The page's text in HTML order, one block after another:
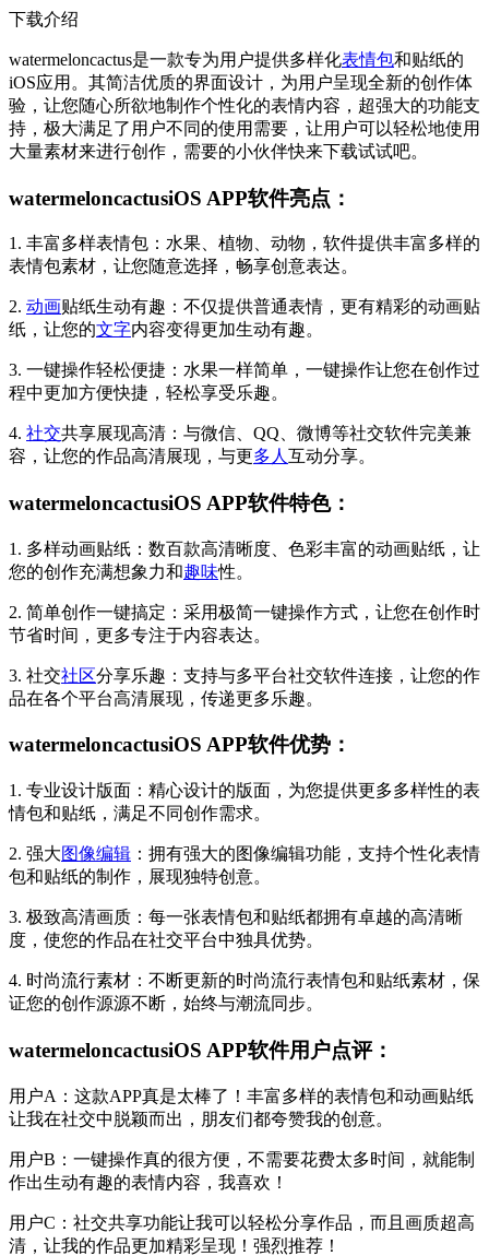
下载介绍
watermeloncactus是一款专为用户提供多样化表情包和贴纸的
iOS应用。其简洁优质的界面设计，为用户呈现全新的创作体
验，让您随心所欲地制作个性化的表情内容，超强大的功能支
持，极大满足了用户不同的使用需要，让用户可以轻松地使用
大量素材来进行创作，需要的小伙伴快来下载试试吧。
watermeloncactusiOS APP软件亮点：
1. 丰富多样表情包：水果、植物、动物，软件提供丰富多样的
表情包素材，让您随意选择，畅享创意表达。
2. 动画贴纸生动有趣：不仅提供普通表情，更有精彩的动画贴
纸，让您的文字内容变得更加生动有趣。
3. 一键操作轻松便捷：水果一样简单，一键操作让您在创作过
程中更加方便快捷，轻松享受乐趣。
4. 社交共享展现高清：与微信、QQ、微博等社交软件完美兼
容，让您的作品高清展现，与更多人 互动分享。
watermeloncactusiOS APP软件特色：
1. 多样动画贴纸：数百款高清晰度、色彩丰富的动画贴纸，让
您的创作充满想象力和趣味性。
2. 简单创作一键搞定：采用极简一键操作方式，让您在创作时
节省时间，更多专注于内容表达。
3. 社交社区分享乐趣：支持与多平台社交软件连接，让您的作
品在各个平台高清展现，传递更多乐趣。
watermeloncactusiOS APP软件优势：
1. 专业设计版面：精心设计的版面，为您提供更多多样性的表
情包和贴纸，满足不同创作需求。
2. 强大图像编辑 ：拥有强大的图像编辑功能，支持个性化表情
包和贴纸的制作，展现独特创意。
3. 极致高清画质：每一张表情包和贴纸都拥有卓越的高清晰
度，使您的作品在社交平台中独具优势。
4. 时尚流行素材：不断更新的时尚流行表情包和贴纸素材，保
证您的创作源源不断，始终与潮流同步。
watermeloncactusiOS APP软件用户点评：
用户A：这款APP真是太棒了！丰富多样的表情包和动画贴纸
让我在社交中脱颖而出，朋友们都夸赞我的创意。
用户B：一键操作真的很方便，不需要花费太多时间，就能制
作出生动有趣的表情内容，我喜欢！
用户C：社交共享功能让我可以轻松分享作品，而且画质超高
清，让我的作品更加精彩呈现！强烈推荐！